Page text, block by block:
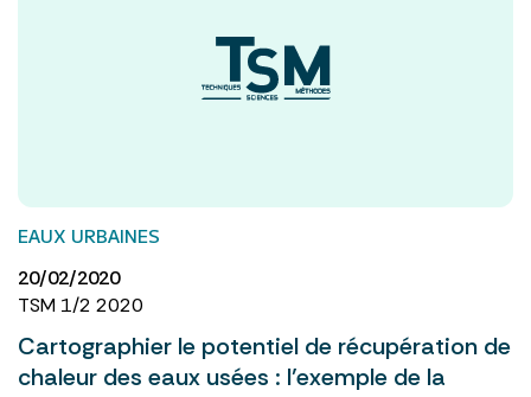
EAUX URBAINES
20/02/2020
TSM 1/2 2020
Cartographier le potentiel de récupération de
chaleur des eaux usées : l’exemple de la